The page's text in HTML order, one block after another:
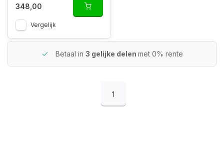
348,00
Vergelijk
Betaal in 3 gelijke delen met 0% rente
1